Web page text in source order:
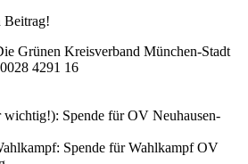
Beitrag!
Grünen Kreisverband München-Stadt
4291 16
wichtig!): Spende für OV Neuhausen-
Spende für Wahlkampf OV